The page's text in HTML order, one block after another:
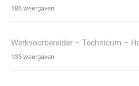
186 weergaven
Werkvoorbereider – Technicum –
135 weergaven